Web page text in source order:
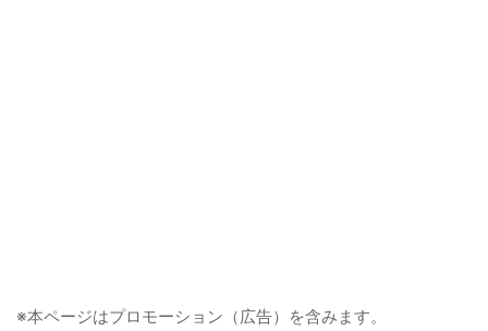
※本ページはプロモーション（広告）を含みます。